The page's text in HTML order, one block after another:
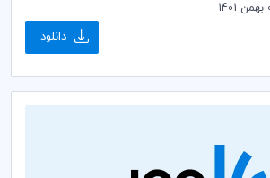
دانلود